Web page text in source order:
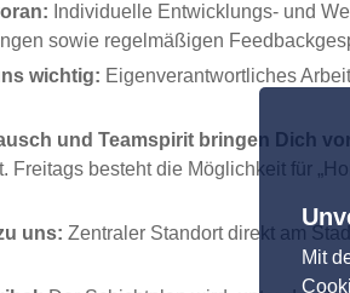
Mit
Individuelle Entwicklungs- und
sowie regelmäßigen
wichtig: Eigenverantwortliches
und Teamspirit bringen Dich
Freitags besteht die Möglichkeit für
uns: Zentraler Standort direkt am